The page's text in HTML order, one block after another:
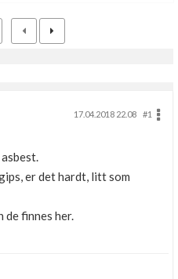
17.04.2018 22.08
#1
er det hardt, litt som
de finnes her.